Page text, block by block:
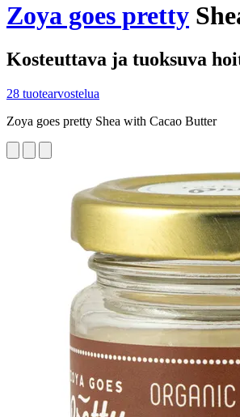
Zoya goes pretty
Kosteuttava ja tuoksuva
28 tuotearvostelua
Zoya goes pretty Shea with Cacao Butter